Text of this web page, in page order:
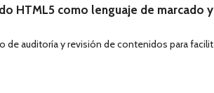
HTML5 como lenguaje de marcado
de auditoría y revisión de contenidos para